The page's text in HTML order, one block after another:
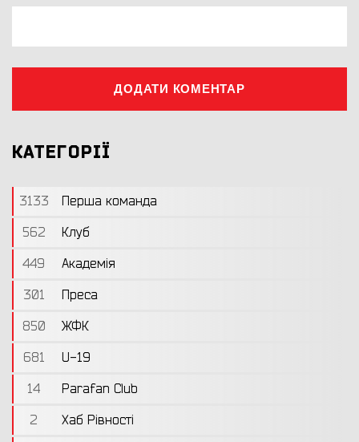
ДОДАТИ КОМЕНТАР
КАТЕГОРІЇ
3133
Перша команда
562
Клуб
449
Академія
301
Преса
850
ЖФК
681
U-19
14
Parafan Club
2
Хаб Рівності